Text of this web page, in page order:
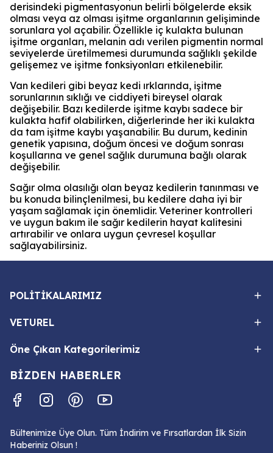
derisindeki pigmentasyonun belirli bölgelerde eksik
olması veya az olması işitme organlarının gelişiminde
sorunlara yol açabilir. Özellikle iç kulakta bulunan
işitme organları, melanin adı verilen pigmentin normal
seviyelerde üretilmemesi durumunda sağlıklı şekilde
gelişemez ve işitme fonksiyonları etkilenebilir.
Van kedileri gibi beyaz kedi ırklarında, işitme
sorunlarının sıklığı ve ciddiyeti bireysel olarak
değişebilir. Bazı kedilerde işitme kaybı sadece bir
kulakta hafif olabilirken, diğerlerinde her iki kulakta
da tam işitme kaybı yaşanabilir. Bu durum, kedinin
genetik yapısına, doğum öncesi ve doğum sonrası
koşullarına ve genel sağlık durumuna bağlı olarak
değişebilir.
Sağır olma olasılığı olan beyaz kedilerin tanınması ve
bu konuda bilinçlenilmesi, bu kedilere daha iyi bir
yaşam sağlamak için önemlidir. Veteriner kontrolleri
ve uygun bakım ile sağır kedilerin hayat kalitesini
artırabilir ve onlara uygun çevresel koşullar
sağlayabilirsiniz.
POLİTİKALARIMIZ
VETUREL
Öne Çıkan Kategorilerimiz
BİZDEN HABERLER
Bültenimize Üye Olun. Tüm İndirim ve Fırsatlardan İlk Sizin
Haberiniz Olsun !